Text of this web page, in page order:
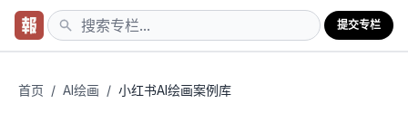
提交专栏
首页 / AI绘画 / 小红书AI绘画案例库